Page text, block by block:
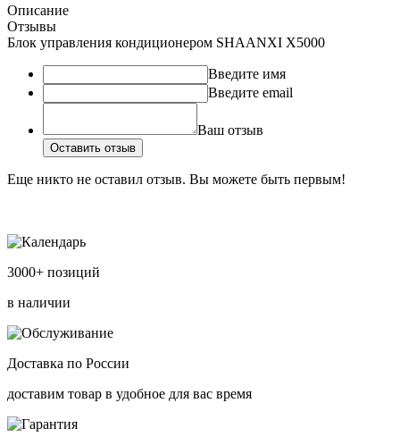
Описание
Отзывы
Блок управления кондиционером SHAANXI X5000
Введите имя
Введите email
Ваш отзыв
Оставить отзыв
Еще никто не оставил отзыв. Вы можете быть первым!
3000+ позиций
в наличии
Доставка по России
доставим товар в удобное для вас время